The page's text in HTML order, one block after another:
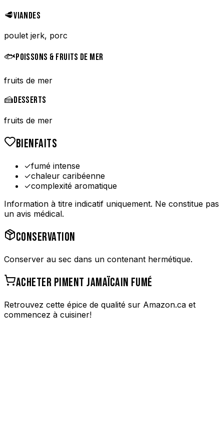
🥩VIANDES
poulet jerk, porc
🐟POISSONS & FRUITS DE MER
fruits de mer
🍰DESSERTS
fruits de mer
BIENFAITS
✓fumé intense
✓chaleur caribéenne
✓complexité aromatique
Information à titre indicatif uniquement. Ne constitue pas
un avis médical.
CONSERVATION
Conserver au sec dans un contenant hermétique.
ACHETER PIMENT JAMAÏCAIN FUMÉ
Retrouvez cette épice de qualité sur Amazon.ca et
commencez à cuisiner!